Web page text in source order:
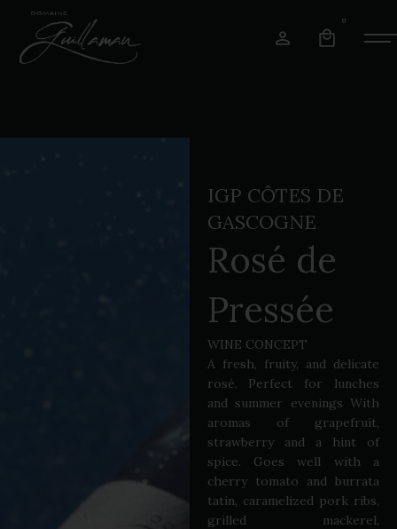
0
IGP CÔTES DE
GASCOGNE
Rosé de
Pressée
WINE CONCEPT
A fresh, fruity, and delicate
rosé. Perfect for lunches
and summer evenings With
aromas of grapefruit,
strawberry and a hint of
spice. Goes well with a
cherry tomato and burrata
tatin, caramelized pork ribs,
grilled mackerel,